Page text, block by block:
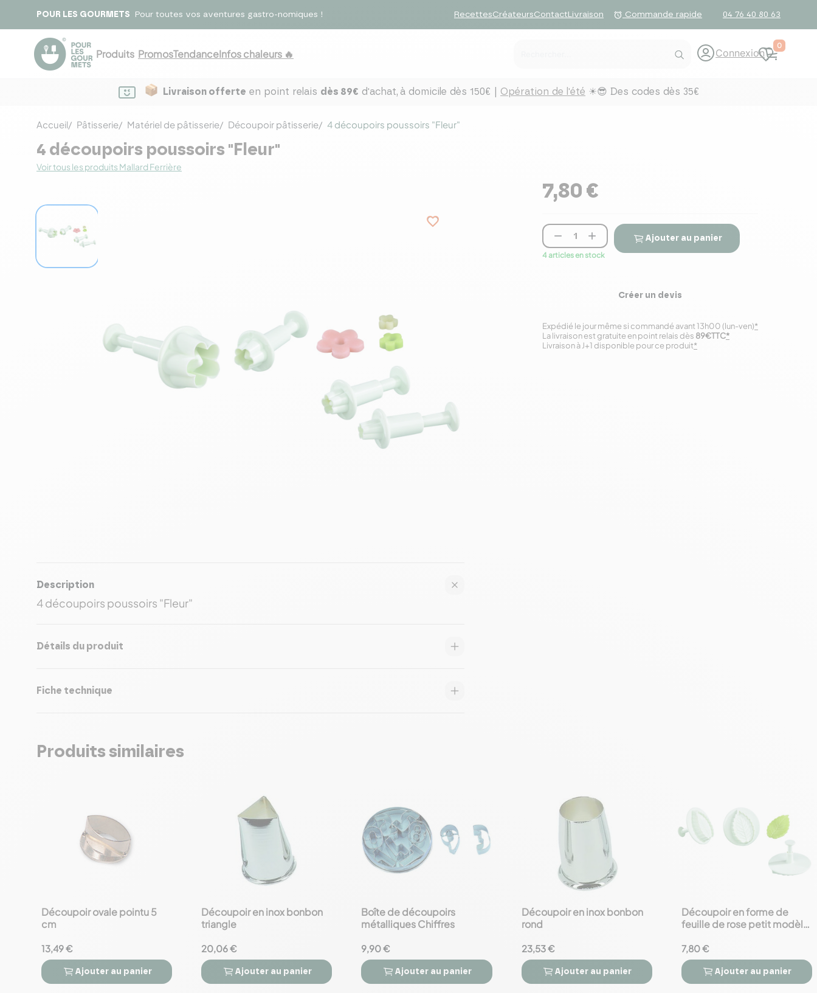
POUR LES GOURMETS Pour toutes vos aventures gastro-nomiques ! RecettesCréateursContactLivraison alarm Commande rapide 04 76 40 80 63
Produits PromosTendanceInfos chaleurs 🔥 Connexion
0
Livraison offerte en point relais dès 89€ d'achat, à domicile dès 150€ | Opération de l'été ☀😎 Des codes dès 35€
Accueil Pâtisserie Matériel de pâtisserie Découpoir pâtisserie 4 découpoirs poussoirs "Fleur"
4 découpoirs poussoirs "Fleur"
Voir tous les produits Mallard Ferrière
favorite_border
7,80 €
 
4 articles en stock
Ajouter au panier
Créer un devis
Expédié le jour même si commandé avant 13h00 (lun-ven)*
Livraison à J+1 disponible pour ce produit*
La livraison est gratuite en point relais dès 89€TTC*
Description
4 découpoirs poussoirs "Fleur"
Détails du produit
Fiche technique
Produits similaires
favorite_border
Découpoir ovale pointu 5
cm
13,49 €
 
Ajouter au panier
favorite_border
Découpoir en inox bonbon
triangle
20,06 €
 
Ajouter au panier
favorite_border
Boîte de découpoirs
métalliques Chiffres
9,90 €
 
Ajouter au panier
favorite_border
Découpoir en inox bonbon
rond
23,53 €
 
Ajouter au panier
favorite_border
Découpoir en forme de
feuille de rose petit modèle
7,80 €
 
Ajouter au panier